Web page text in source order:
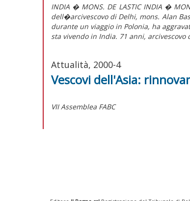
INDIA � MONS. DE LASTIC INDIA �
dell�arcivescovo di Delhi, mons. Alan
durante un viaggio in Polonia, ha
sta vivendo in India. 71 anni, arcivescovo
Attualità, 2000-4
Vescovi dell'Asia:
VII Assemblea FABC